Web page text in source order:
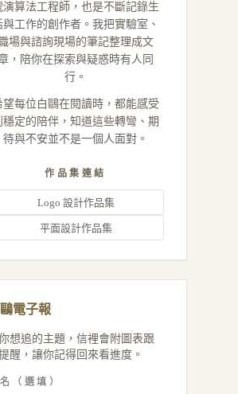
演算法工程師，也是不斷記錄生
與工作的創作者。我把實驗室、
場與諮詢現場的筆記整理成文
，陪你在探索與疑惑時有人同
行。
望每位白鷗在閱讀時，都能感受
穩定的陪伴，知道這些轉彎、期
待與不安並不是一個人面對。
作品集連結
Logo 設計作品集
平面設計作品集
電子報
想追的主題，信裡會附圖表跟
醒，讓你記得回來看進度。
（選填）